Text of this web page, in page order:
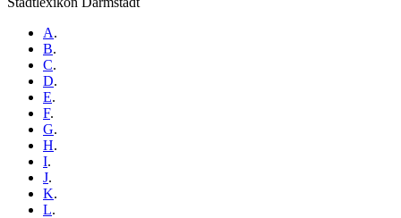
A.
B.
C.
D.
E.
F.
G.
H.
I.
J.
K.
L.